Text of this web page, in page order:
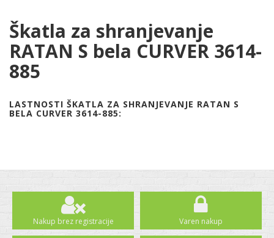
Škatla za shranjevanje
RATAN S bela CURVER 3614-
885
LASTNOSTI ŠKATLA ZA SHRANJEVANJE RATAN S
BELA CURVER 3614-885:
Nakup brez registracije Varen nakup